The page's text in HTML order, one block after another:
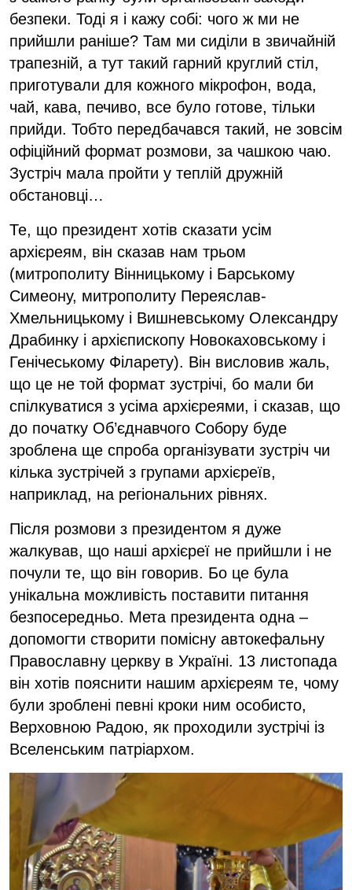
безпеки. Тоді я і кажу собі: чого ж ми не
прийшли раніше? Там ми сиділи в звичайній
трапезній, а тут такий гарний круглий стіл,
приготували для кожного мікрофон, вода,
чай, кава, печиво, все було готове, тільки
прийди. Тобто передбачався такий, не зовсім
офіційний формат розмови, за чашкою чаю.
Зустріч мала пройти у теплій дружній
обстановці…
Те, що президент хотів сказати усім
архієреям, він сказав нам трьом
(митрополиту Вінницькому і Барському
Симеону, митрополиту Переяслав-
Хмельницькому і Вишневському Олександру
Драбинку і архієпископу Новокаховському і
Генічеському Філарету). Він висловив жаль,
що це не той формат зустрічі, бо мали би
спілкуватися з усіма архієреями, і сказав, що
до початку Об’єднавчого Собору буде
зроблена ще спроба організувати зустріч чи
кілька зустрічей з групами архієреїв,
наприклад, на регіональних рівнях.
Після розмови з президентом я дуже
жалкував, що наші архієреї не прийшли і не
почули те, що він говорив. Бо це була
унікальна можливість поставити питання
безпосередньо. Мета президента одна –
допомогти створити помісну автокефальну
Православну церкву в Україні. 13 листопада
він хотів пояснити нашим архієреям те, чому
були зроблені певні кроки ним особисто,
Верховною Радою, як проходили зустрічі із
Вселенським патріархом.